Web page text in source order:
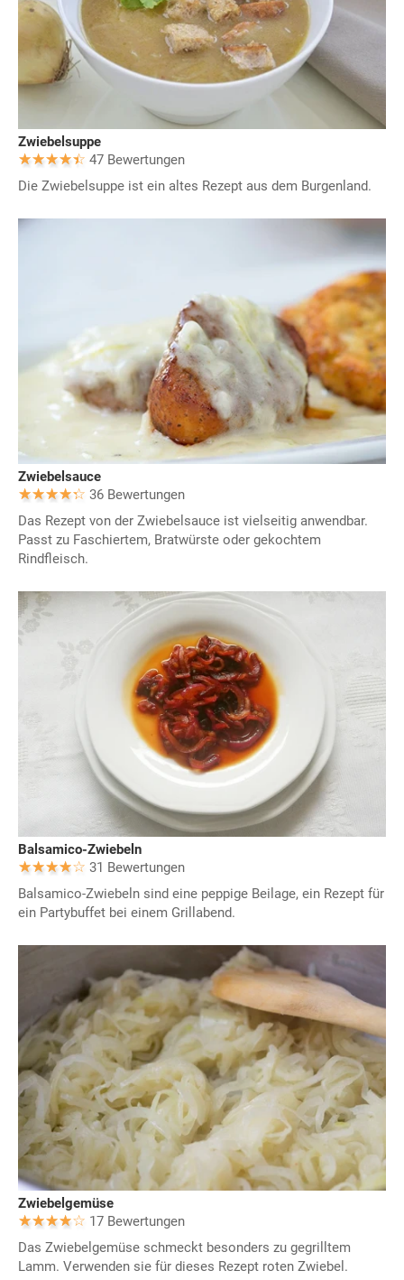
Zwiebelsuppe
47 Bewertungen
Die Zwiebelsuppe ist ein altes Rezept aus dem Burgenland.
Zwiebelsauce
36 Bewertungen
Das Rezept von der Zwiebelsauce ist vielseitig anwendbar.
Passt zu Faschiertem, Bratwürste oder gekochtem
Rindfleisch.
Balsamico-Zwiebeln
31 Bewertungen
Balsamico-Zwiebeln sind eine peppige Beilage, ein Rezept für
ein Partybuffet bei einem Grillabend.
Zwiebelgemüse
17 Bewertungen
Das Zwiebelgemüse schmeckt besonders zu gegrilltem
Lamm. Verwenden sie für dieses Rezept roten Zwiebel.